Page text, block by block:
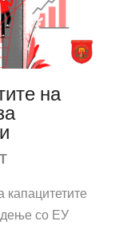
на
капацитетите
со ЕУ